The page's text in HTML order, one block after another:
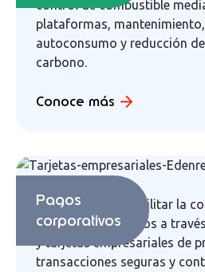
control de combustible
plataformas,
autoconsumo y reducción
carbono.
Conoce más
Pagos
corporativos
Te ayudamos a facilitar la
deducción de gastos a
y tarjetas empresariales de
transacciones seguras y